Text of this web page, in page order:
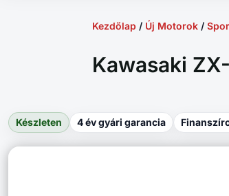
Kezdőlap / Új Motorok /
Kawasaki
Készleten 4 év gyári garancia